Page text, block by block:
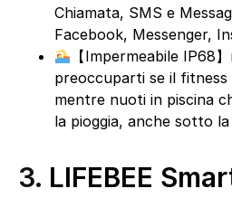
Chiamata, SMS e
Facebook, Messenger,
【Impermeabile IP68
preoccuparti se il
mentre nuoti in piscina
la pioggia, anche sotto
3. LIFEBEE